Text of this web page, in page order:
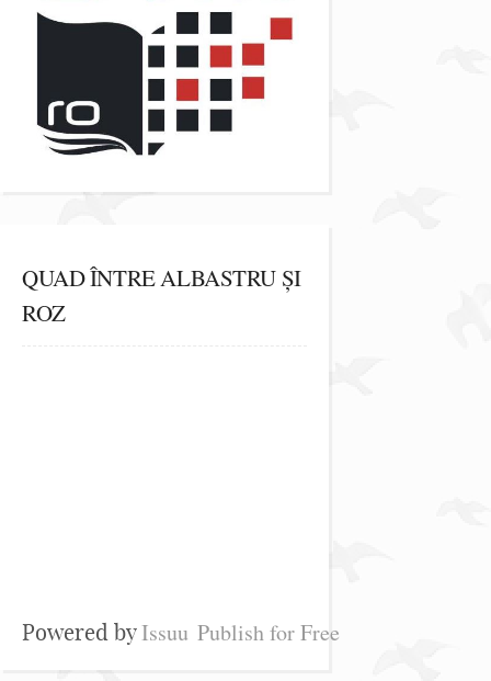
QUAD ÎNTRE ALBASTRU ȘI
ROZ
Powered byIssuu Publish for Free